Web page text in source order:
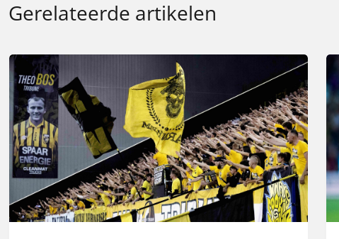
Gerelateerde artikelen